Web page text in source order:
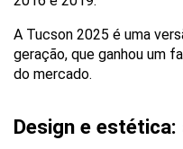
A Tucson 2025 é uma
geração, que ganhou um
do mercado.
Design e